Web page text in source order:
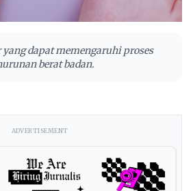
yang dapat memengaruhi proses
berat badan.
ADVERTISEMENT